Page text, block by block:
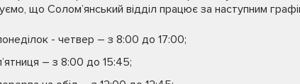
що Солом’янський відділ працює за наступним
- четвер – з 8:00 до 17:00;
– з 8:00 до 15:45;